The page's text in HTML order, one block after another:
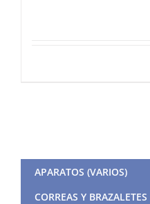
APARATOS (VARIOS)
CORREAS Y BRAZALETES